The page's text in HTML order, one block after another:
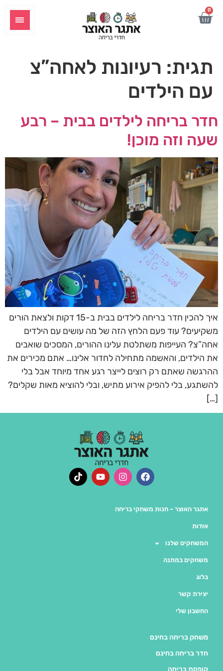
לתוכן
0
תגית: רעיונות לאחה”צ
עם הילדים
חדר בריחה לילדים בבית – רבע
שעה וזה מוכן!
איך להכין חדר בריחה לילדים בבית ב-15 דקות ולצאת הורים
משקיעים? עוד פעם הלחץ הזה של מה עושים עם הילדים
אחה”צ? העייפות משתלטת עלינו ההורים, המסכים שואבים
את הילדים, והאשמה מתחילה לחדור אלינו… אתם מכירים את
ההרגשה שאתם רק רוצים לייצר רגע אחד מיוחד אבל בלי
להשתגע, בלי להפיק אירוע מתיש, ובלי להוציא מאות שקלים?
[…]
אתגר האוצר – חנות משחקי בריחה
אודות
המשחקים שלנו
משחקים במתנה
בלוג
יצירת קשר
החשבון שלי
משחק בריחה בחינם
חדר בריחה בחינם